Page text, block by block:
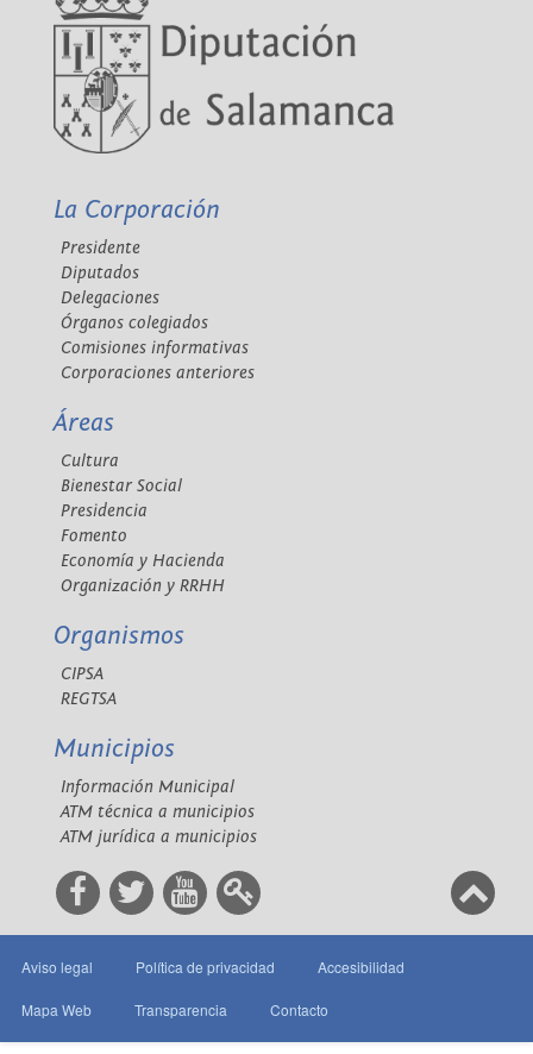
La Corporación
Presidente
Diputados
Delegaciones
Órganos colegiados
Comisiones informativas
Corporaciones anteriores
Áreas
Cultura
Bienestar Social
Presidencia
Fomento
Economía y Hacienda
Organización y RRHH
Organismos
CIPSA
REGTSA
Municipios
Información Municipal
ATM técnica a municipios
ATM jurídica a municipios
Aviso legal Política de privacidad Accesibilidad
Mapa Web Transparencia Contacto